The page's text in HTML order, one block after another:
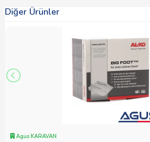
Diğer Ürünler
Agus KARAVAN